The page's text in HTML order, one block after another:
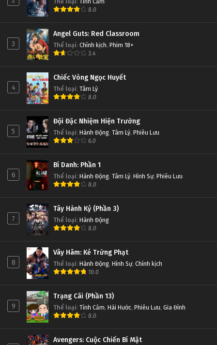
8.0
3
Angel Guts: Red Classroom
Thể loại: Chính kịch, Phim 18+
3.4
4
Chiếc Vòng Ngọc Huyết
Thể loại: Tâm Lý
8.0
5
Đội Đặc Nhiệm Hiện Trường
Thể loại: Hành Động, Tâm Lý, Phiêu Lưu
6.0
6
Bí Danh: Phần 1
Thể loại: Hành Động, Tâm Lý, Hình Sự, Phiêu Lưu
8.0
7
Tây Hành Kỷ (Phần 3)
Thể loại: Hành Động
8.0
8
Vây Hãm: Kẻ Trừng Phạt
Thể loại: Hành Động, Hình Sự, Chính kịch
10.0
9
Trạng Cãi (Phần 13)
Thể loại: Tình Cảm, Hài Hước, Phiêu Lưu, Gia Đình
8.0
Avengers: Cuộc Chiến Bí Mật